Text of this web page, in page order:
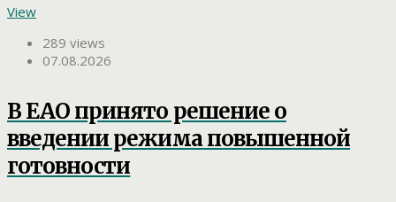
View
289 views
07.08.2026
В ЕАО принято решение о
введении режима повышенной
готовности